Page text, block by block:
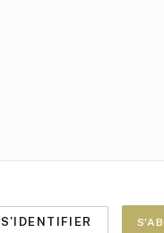
S'IDENTIFIER